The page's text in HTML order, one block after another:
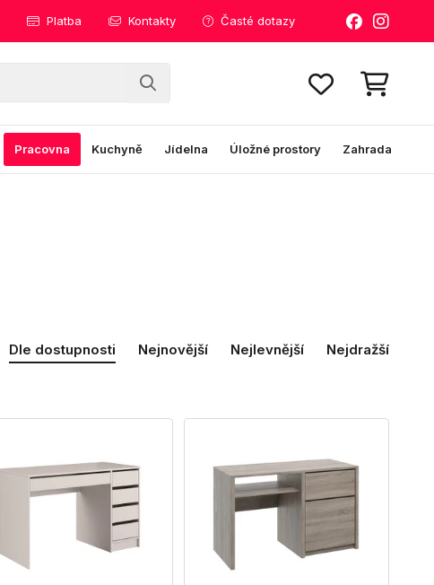
Platba Kontakty Časté dotazy
Pracovna Kuchyně Jídelna Úložné prostory Zahrada
Dle dostupnosti Nejnovější Nejlevnější Nejdražší